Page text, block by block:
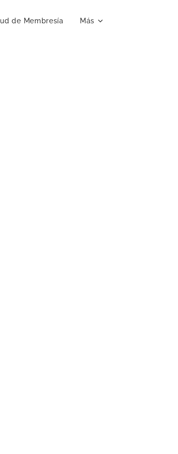
de Membresía Más